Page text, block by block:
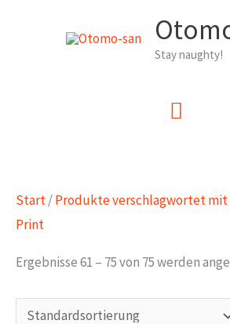
Stay naughty!
Start/Produkte verschlagwortet mit
Print
Ergebnisse 61 – 75 von 75 werden